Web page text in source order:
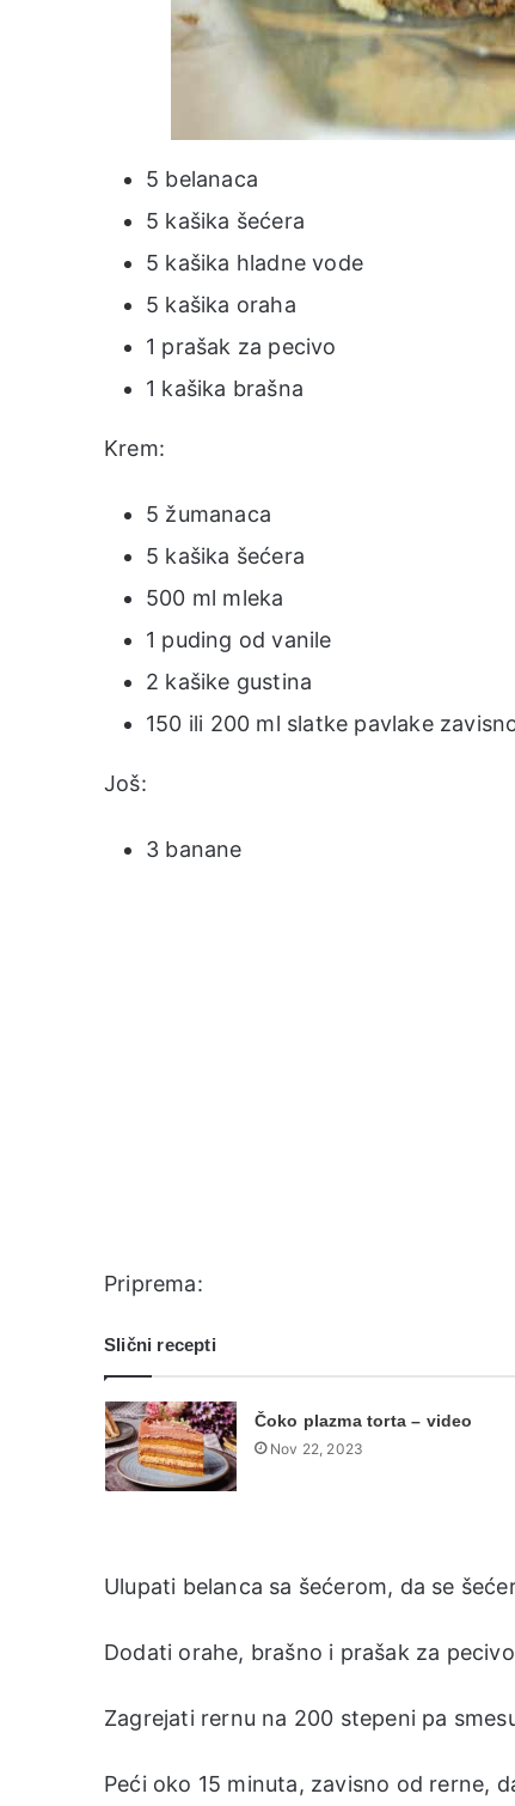
5 belanaca
5 kašika šećera
5 kašika hladne vode
5 kašika oraha
1 prašak za pecivo
1 kašika brašna
Krem:
5 žumanaca
5 kašika šećera
500 ml mleka
1 puding od vanile
2 kašike gustina
150 ili 200 ml slatke pavlake
Još:
3 banane
Priprema:
Slični recepti
Čoko plazma torta – video
Nov 22, 2023
Ulupati belanca sa šećerom, da se
Dodati orahe, brašno i prašak za
Zagrejati rernu na 200 stepeni pa
Peći oko 15 minuta, zavisno od rerne,